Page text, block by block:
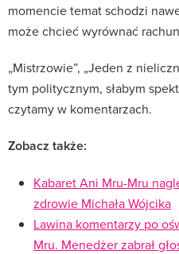
momencie temat schodzi
może chcieć wyrównać
„Mistrzowie”, „Jeden z
tym politycznym, słabym
czytamy w komentarzach.
Zobacz także:
Kabaret Ani Mru-Mru
zdrowie Michała Wójcika
Lawina komentarzy po
Mru. Menedżer zabrał